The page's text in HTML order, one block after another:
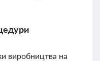
виробництва на